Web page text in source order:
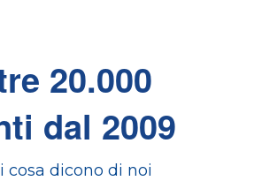
20.000
dal 2009
cosa dicono di noi